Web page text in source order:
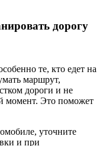
дорогу
те, кто едет на
маршрут,
дороги и не
момент. Это поможет
уточните
и при